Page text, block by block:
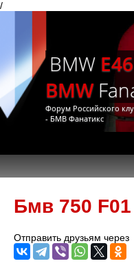
/
BMW E46
BMW
Форум Российского
- БМВ Фанатикс
Бмв 750
Отправить друзьям через